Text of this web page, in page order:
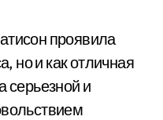
проявила
но и как отличная
серьезной и